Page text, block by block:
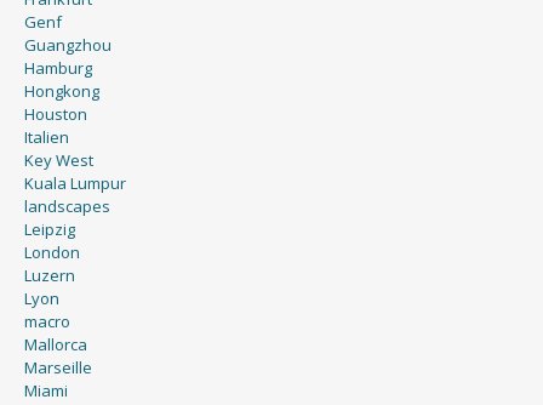
Genf
Guangzhou
Hamburg
Hongkong
Houston
Italien
Key West
Kuala Lumpur
landscapes
Leipzig
London
Luzern
Lyon
macro
Mallorca
Marseille
Miami